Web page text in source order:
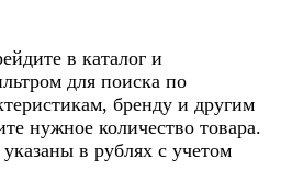
в каталог и
для поиска по
бренду и другим
нужное количество товара.
в рублях с учетом